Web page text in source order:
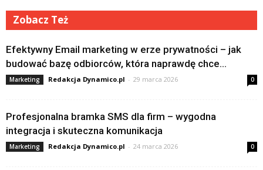
Zobacz Też
Efektywny Email marketing w erze prywatności – jak
budować bazę odbiorców, która naprawdę chce...
Marketing Redakcja Dynamico.pl - 29 marca 2026 0
Profesjonalna bramka SMS dla firm – wygodna
integracja i skuteczna komunikacja
Marketing Redakcja Dynamico.pl - 24 marca 2026 0